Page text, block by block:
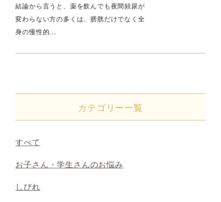
結論から言うと、薬を飲んでも夜間頻尿が
変わらない方の多くは、膀胱だけでなく全
身の慢性的...
カテゴリー一覧
すべて
お子さん・学生さんのお悩み
しびれ